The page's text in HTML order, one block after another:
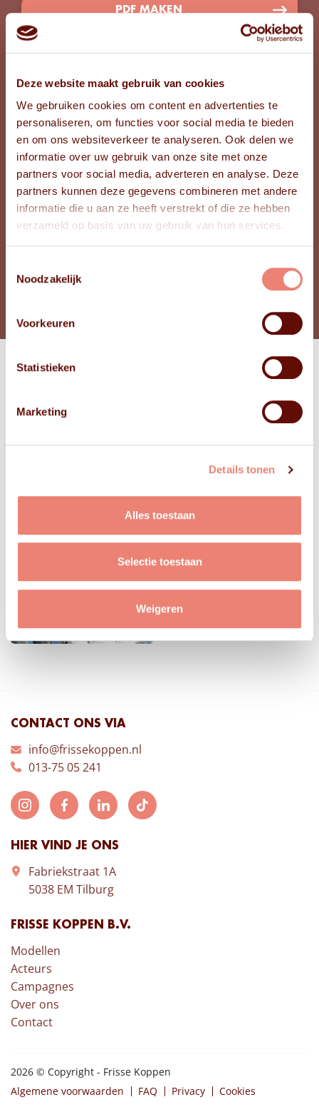
Deze website maakt gebruik van cookies
We gebruiken cookies om content en advertenties te
personaliseren, om functies voor social media te bieden
en om ons websiteverkeer te analyseren. Ook delen we
informatie over uw gebruik van onze site met onze
partners voor social media, adverteren en analyse. Deze
partners kunnen deze gegevens combineren met andere
informatie die u aan ze heeft verstrekt of die ze hebben
verzameld op basis van uw gebruik van hun services.
Noodzakelijk
Voorkeuren
Statistieken
Marketing
Details tonen
Alles toestaan
Selectie toestaan
Weigeren
PDF MAKEN
Meet
TRUDI & JAN
PROVINCIE Zuid-Holland
LEEFTIJD TRUDI 74
LEEFTIJD JAN 79
BEKIJK FOTO'S
CONTACT ONS VIA
info@frissekoppen.nl
013-75 05 241
HIER VIND JE ONS
Fabriekstraat 1A
5038 EM Tilburg
FRISSE KOPPEN B.V.
Modellen
Acteurs
Campagnes
Over ons
Contact
2026 © Copyright - Frisse Koppen
Algemene voorwaarden
FAQ Privacy Cookies